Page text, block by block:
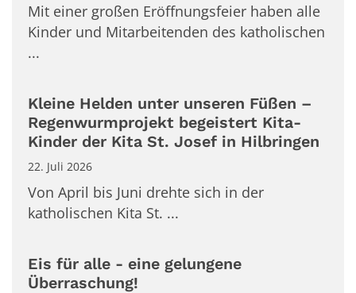
Mit einer großen Eröffnungsfeier haben alle
Kinder und Mitarbeitenden des katholischen
...
Kleine Helden unter unseren Füßen –
Regenwurmprojekt begeistert Kita-
Kinder der Kita St. Josef in Hilbringen
22. Juli 2026
Von April bis Juni drehte sich in der
katholischen Kita St. ...
Eis für alle - eine gelungene
Überraschung!